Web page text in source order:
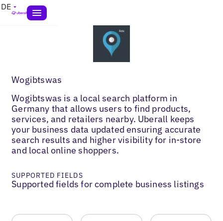
DE
Wogibtswas
Wogibtswas is a local search platform in
Germany that allows users to find products,
services, and retailers nearby. Uberall keeps
your business data updated ensuring accurate
search results and higher visibility for in-store
and local online shoppers.
SUPPORTED FIELDS
Supported fields for complete business listings